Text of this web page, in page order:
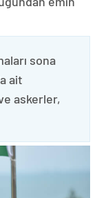
sona
ait
askerler,